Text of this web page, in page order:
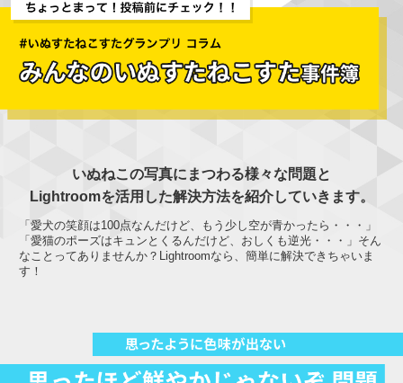
いぬねこの写真にまつわる様々な問題と
Lightroomを活用した解決方法を紹介していきます。
「愛犬の笑顔は100点なんだけど、もう少し空が青かったら・・・」
「愛猫のポーズはキュンとくるんだけど、おしくも逆光・・・」そん
なことってありませんか？Lightroomなら、簡単に解決できちゃいま
す！